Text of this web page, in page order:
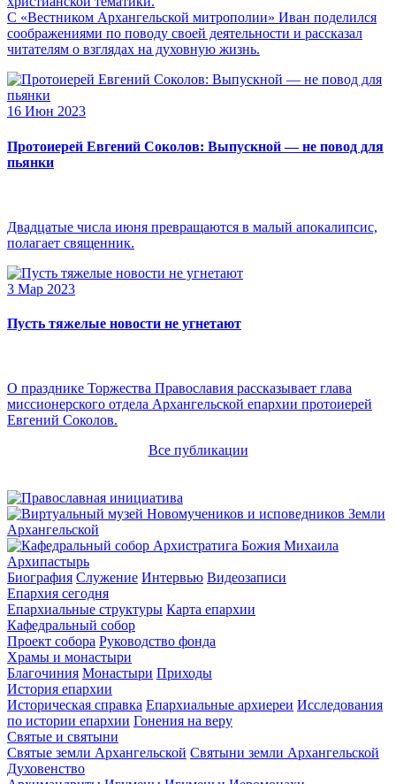
С «Вестником Архангельской митрополии» Иван поделился
соображениями по поводу своей деятельности и рассказал
читателям о взглядах на духовную жизнь.
16 Июн 2023
Протоиерей Евгений Соколов: Выпускной — не повод для
пьянки
Двадцатые числа июня превращаются в малый апокалипсис,
полагает священник.
3 Мар 2023
Пусть тяжелые новости не угнетают
О празднике Торжества Православия рассказывает глава
миссионерского отдела Архангельской епархии протоиерей
Евгений Соколов.
Все публикации
Архипастырь
Биография Служение Интервью Видеозаписи
Епархия сегодня
Епархиальные структуры Карта епархии
Кафедральный собор
Проект собора Руководство фонда
Храмы и монастыри
Благочиния Монастыри Приходы
История епархии
Историческая справка Епархиальные архиереи Исследования
по истории епархии Гонения на веру
Святые и святыни
Святые земли Архангельской Святыни земли Архангельской
Духовенство